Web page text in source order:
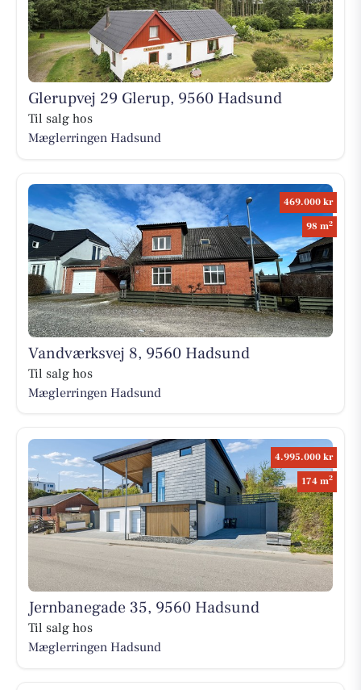
Glerupvej 29 Glerup, 9560 Hadsund
Til salg hos
Mæglerringen Hadsund
469.000 kr
98 m2
Vandværksvej 8, 9560 Hadsund
Til salg hos
Mæglerringen Hadsund
4.995.000 kr
174 m2
Jernbanegade 35, 9560 Hadsund
Til salg hos
Mæglerringen Hadsund